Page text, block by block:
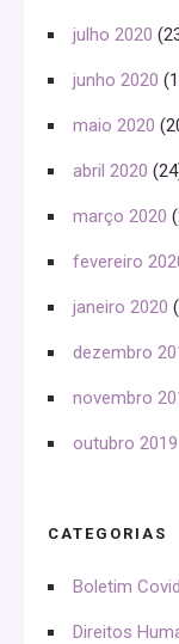
julho 2020
junho 2020
maio 2020
abril 2020
março 2020
fevereiro
janeiro 2020
dezembro
novembro
outubro 2019
CATEGORIAS
Boletim
Direitos